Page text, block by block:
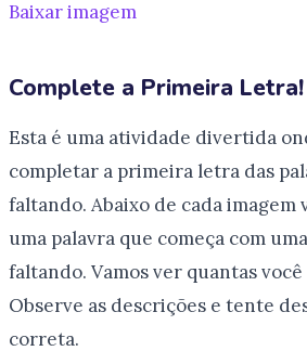
Baixar imagem
Complete a Primeira Letra!
Esta é uma atividade divertida
completar a primeira letra das
faltando. Abaixo de cada
uma palavra que começa com
faltando. Vamos ver quantas
Observe as descrições e tente
correta.